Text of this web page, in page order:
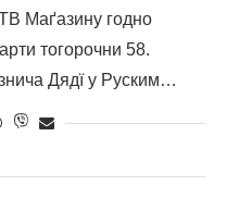
Маґазину годно
тогорочни 58.
Дядї у Руским…